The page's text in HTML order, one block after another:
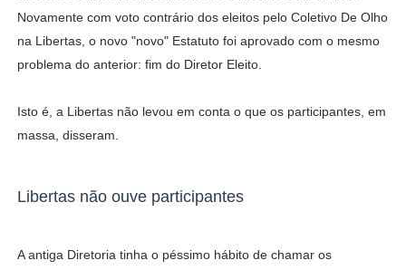
Novamente com voto contrário dos eleitos pelo Coletivo De Olho
na Libertas, o novo "novo" Estatuto foi aprovado com o mesmo
problema do anterior: fim do Diretor Eleito.
Isto é, a Libertas não levou em conta o que os participantes, em
massa, disseram.
Libertas não ouve participantes
A antiga Diretoria tinha o péssimo hábito de chamar os